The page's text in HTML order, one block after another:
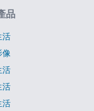
南
品
活
像
活
活
活